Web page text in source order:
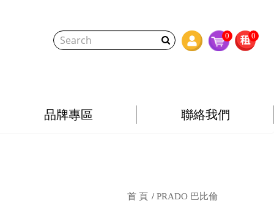
0 0
品牌專區 聯絡我們
首 頁 PRADO 巴比倫